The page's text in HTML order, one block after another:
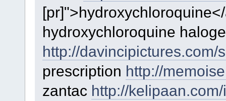
hydroxychloroquine
http://davincipictures.com/
prescription http://
zantac http://